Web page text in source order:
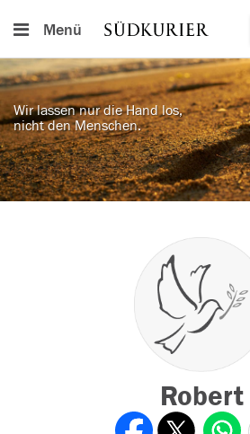
Menü
Wir lassen nur die Hand los,
nicht den Menschen.
Robert